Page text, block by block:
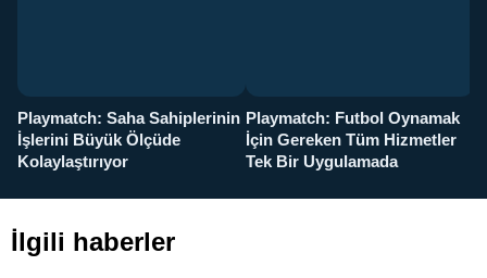
Playmatch: Saha Sahiplerinin
İşlerini Büyük Ölçüde
Kolaylaştırıyor
Playmatch: Futbol Oynamak
İçin Gereken Tüm Hizmetler
Tek Bir Uygulamada
İlgili haberler